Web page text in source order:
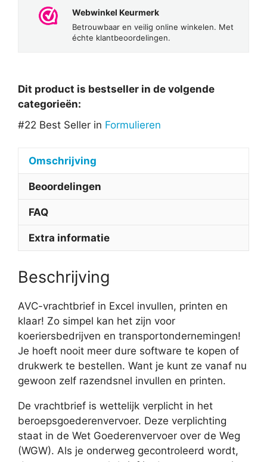
Webwinkel Keurmerk
Betrouwbaar en veilig online winkelen. Met
échte klantbeoordelingen.
Dit product is bestseller in de volgende
categorieën:
#22 Best Seller in Formulieren
Omschrijving
Beoordelingen
FAQ
Extra informatie
Beschrijving
AVC-vrachtbrief in Excel invullen, printen en
klaar! Zo simpel kan het zijn voor
koeriersbedrijven en transportondernemingen!
Je hoeft nooit meer dure software te kopen of
drukwerk te bestellen. Want je kunt ze vanaf nu
gewoon zelf razendsnel invullen en printen.
De vrachtbrief is wettelijk verplicht in het
beroepsgoederenvervoer. Deze verplichting
staat in de Wet Goederenvervoer over de Weg
(WGW). Als je onderweg gecontroleerd wordt,